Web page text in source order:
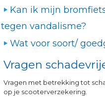
Kan ik mijn
tegen vandalisme?
Wat voor soort/
Vragen
Vragen met betrekking tot
op je scooterverzekering.